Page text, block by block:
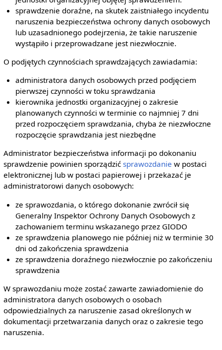
sprawdzenie doraźne, na skutek zaistniałego incydentu
naruszenia bezpieczeństwa ochrony danych osobowych
lub uzasadnionego podejrzenia, że takie naruszenie
wystąpiło i przeprowadzane jest niezwłocznie.
O podjętych czynnościach sprawdzających zawiadamia:
administratora danych osobowych przed podjęciem
pierwszej czynności w toku sprawdzania
kierownika jednostki organizacyjnej o zakresie
planowanych czynności w terminie co najmniej 7 dni
przed rozpoczęciem sprawdzania, chyba że niezwłoczne
rozpoczęcie sprawdzania jest niezbędne
Administrator bezpieczeństwa informacji po dokonaniu
sprawdzenie powinien sporządzić sprawozdanie w postaci
elektronicznej lub w postaci papierowej i przekazać je
administratorowi danych osobowych:
ze sprawozdania, o którego dokonanie zwrócił się
Generalny Inspektor Ochrony Danych Osobowych z
zachowaniem terminu wskazanego przez GIODO
ze sprawdzenia planowego nie później niż w terminie 30
dni od zakończenia sprawdzenia
ze sprawdzenia doraźnego niezwłocznie po zakończeniu
sprawdzenia
W sprawozdaniu może zostać zawarte zawiadomienie do
administratora danych osobowych o osobach
odpowiedzialnych za naruszenie zasad określonych w
dokumentacji przetwarzania danych oraz o zakresie tego
naruszenia.